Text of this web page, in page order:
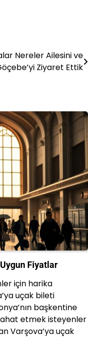
Nereler Ailesini ve
Ziyaret Ettik
Fiyatlar
için harika
uçak bileti
başkentine
etmek isteyenler
Varşova’ya uçak